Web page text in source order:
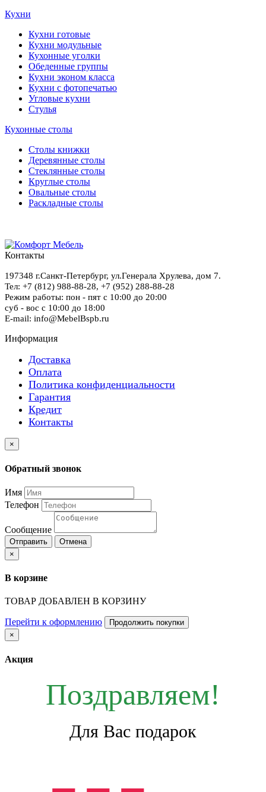
Кухни
Кухни готовые
Кухни модульные
Кухонные уголки
Обеденные группы
Кухни эконом класса
Кухни с фотопечатью
Угловые кухни
Стулья
Кухонные столы
Столы книжки
Деревянные столы
Стеклянные столы
Круглые столы
Овальные столы
Раскладные столы
Контакты
197348 г.Санкт-Петербург, ул.Генерала Хрулева, дом 7.
Тел: +7 (812) 988-88-28, +7 (952) 288-88-28
Режим работы: пон - пят с 10:00 до 20:00
суб - вос с 10:00 до 18:00
E-mail: info@MebelBspb.ru
Информация
Доставка
Оплата
Политика конфиденциальности
Гарантия
Кредит
Контакты
×
Обратный звонок
Имя
Телефон
Сообщение
Отправить
Отмена
×
В корзине
ТОВАР ДОБАВЛЕН В КОРЗИНУ
Перейти к оформлению
Продолжить покупки
×
Акция
Поздравляем!
Для Вас подарок